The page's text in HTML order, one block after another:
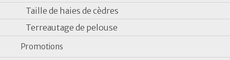
Taille de haies de cèdres
Terreautage de pelouse
Promotions